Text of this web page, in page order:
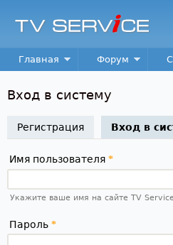
TV
Service
Main menu
Главная Форум
Вход в систему
Регистрация Вход в
Имя пользователя *
Укажите ваше имя на сайте TV
Пароль *